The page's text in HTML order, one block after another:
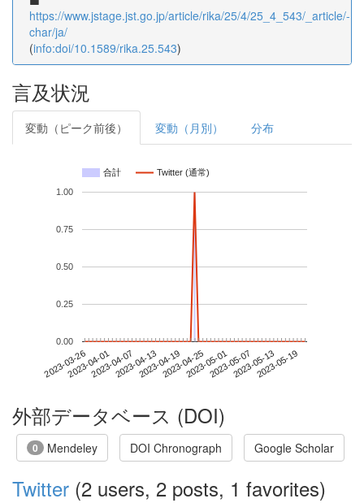
https://www.jstage.jst.go.jp/article/rika/25/4/25_4_543/_article/-
char/ja/
(info:doi/10.1589/rika.25.543)
言及状況
変動（ピーク前後） 変動（月別） 分布
合計 Twitter (通常)
2023-03-262023-04-012023-04-072023-04-132023-04-192023-04-252023-05-012023-05-072023-05-132023-05-19
0.00
0.25
0.50
0.75
1.00
外部データベース (DOI)
0 Mendeley DOI Chronograph Google Scholar
Twitter (2 users, 2 posts, 1 favorites)